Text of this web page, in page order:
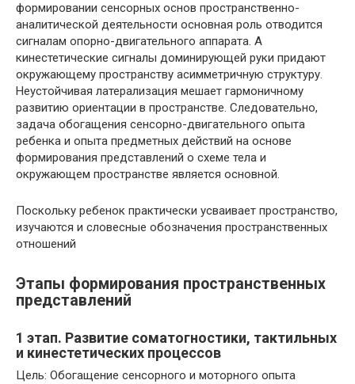
формировании сенсорных основ пространственно-
аналитической деятельности основная роль отводится
сигналам опорно-двигательного аппарата. А
кинестетические сигналы доминирующей руки придают
окружающему пространству асимметричную структуру.
Неустойчивая латерализация мешает гармоничному
развитию ориентации в пространстве. Следовательно,
задача обогащения сенсорно-двигательного опыта
ребенка и опыта предметных действий на основе
формирования представлений о схеме тела и
окружающем пространстве является основной.
Поскольку ребенок практически усваивает пространство,
изучаются и словесные обозначения пространственных
отношений
Этапы формирования пространственных
представлений
1 этап. Развитие соматогностики, тактильных
и кинестетических процессов
Цель: Обогащение сенсорного и моторного опыта